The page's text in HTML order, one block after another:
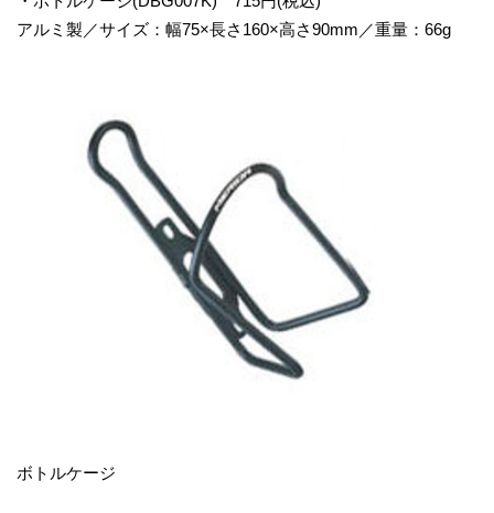
アルミ製／サイズ：幅75×長さ160×高さ90mm／重量：66g
ボトルケージ